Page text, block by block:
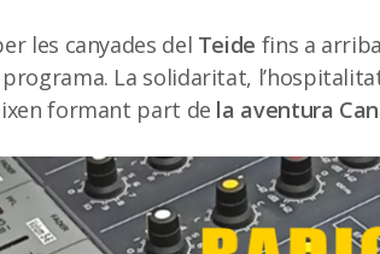
les canyades del Teide fins a
La solidaritat,
formant part de la aventura